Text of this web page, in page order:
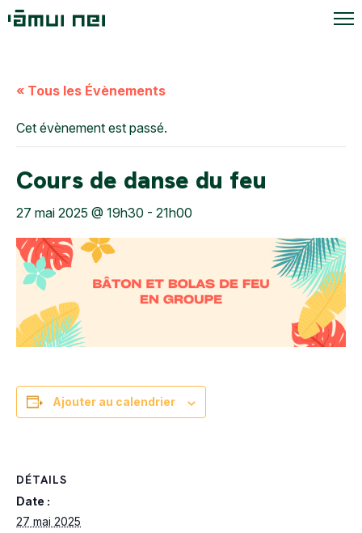
« Tous les Évènements
Cet évènement est passé.
Cours de danse du feu
27 mai 2025 @ 19h30 - 21h00
Ajouter au calendrier
DÉTAILS
Date :
27 mai 2025